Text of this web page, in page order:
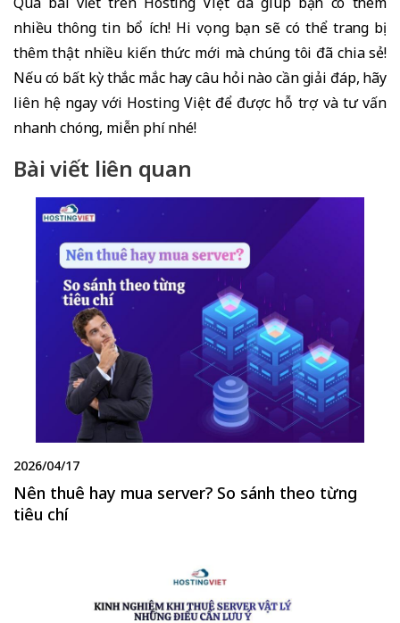
nhiều thông tin bổ ích! Hi vọng bạn sẽ có thể trang bị
thêm thật nhiều kiến thức mới mà chúng tôi đã chia sẻ!
Nếu có bất kỳ thắc mắc hay câu hỏi nào cần giải đáp, hãy
liên hệ ngay với Hosting Việt để được hỗ trợ và tư vấn
nhanh chóng, miễn phí nhé!
Bài viết liên quan
2026/04/17
Nên thuê hay mua server? So sánh theo từng
tiêu chí